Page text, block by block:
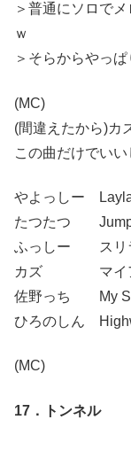
＞普通にソロで
ｗ
＞そらからやっ
(MC)
(間違えたから)カ
この曲だけでいい
やよっしー
たつたつ
ふっしー スリ
カズ マイ
佐野っち My
ひろのしん
(MC)
17．トンネル